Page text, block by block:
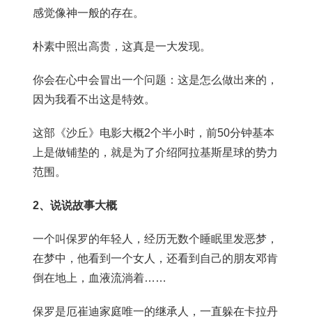
感觉像神一般的存在。
朴素中照出高贵，这真是一大发现。
你会在心中会冒出一个问题：这是怎么做出来的，
因为我看不出这是特效。
这部《沙丘》电影大概2个半小时，前50分钟基本
上是做铺垫的，就是为了介绍阿拉基斯星球的势力
范围。
2、说说故事大概
一个叫保罗的年轻人，经历无数个睡眠里发恶梦，
在梦中，他看到一个女人，还看到自己的朋友邓肯
倒在地上，血液流淌着……
保罗是厄崔迪家庭唯一的继承人，一直躲在卡拉丹